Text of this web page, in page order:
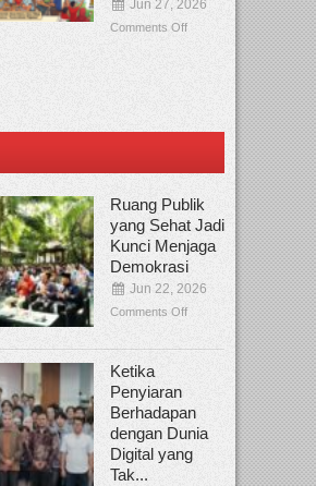
Jun 27, 2026
Comments Off
Ruang Publik
yang Sehat Jadi
Kunci Menjaga
Demokrasi
Jun 22, 2026
Comments Off
Ketika
Penyiaran
Berhadapan
dengan Dunia
Digital yang
Tak...